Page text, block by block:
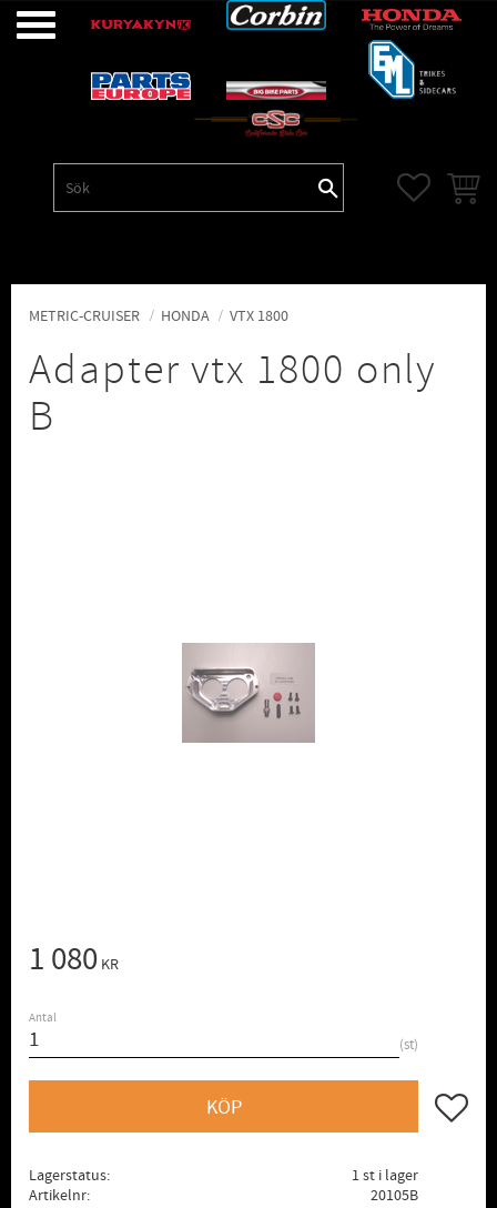
METRIC-CRUISER HONDA VTX 1800
Adapter vtx 1800 only
B
1 080 KR
Antal
st
KÖP Lägg
Lagerstatus
1 st i lager
Artikelnr
20105B